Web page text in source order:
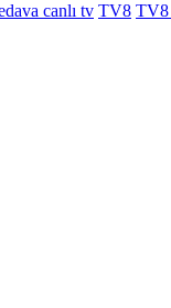
canlı tv TV8 TV8